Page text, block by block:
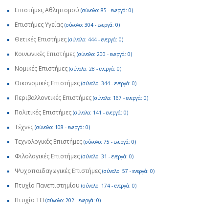
Επιστήμες Αθλητισμού (σύνολο: 85 - ενεργά: 0)
Επιστήμες Υγείας (σύνολο: 304 - ενεργά: 0)
Θετικές Επιστήμες (σύνολο: 444 - ενεργά: 0)
Κοινωνικές Επιστήμες (σύνολο: 200 - ενεργά: 0)
Νομικές Επιστήμες (σύνολο: 28 - ενεργά: 0)
Οικονομικές Επιστήμες (σύνολο: 344 - ενεργά: 0)
Περιβαλλοντικές Επιστήμες (σύνολο: 167 - ενεργά: 0)
Πολιτικές Επιστήμες (σύνολο: 141 - ενεργά: 0)
Τέχνες (σύνολο: 108 - ενεργά: 0)
Τεχνολογικές Επιστήμες (σύνολο: 75 - ενεργά: 0)
Φιλολογικές Επιστήμες (σύνολο: 31 - ενεργά: 0)
Ψυχοπαιδαγωγικές Επιστήμες (σύνολο: 57 - ενεργά: 0)
Πτυχίο Πανεπιστημίου (σύνολο: 174 - ενεργά: 0)
Πτυχίο ΤΕΙ (σύνολο: 202 - ενεργά: 0)